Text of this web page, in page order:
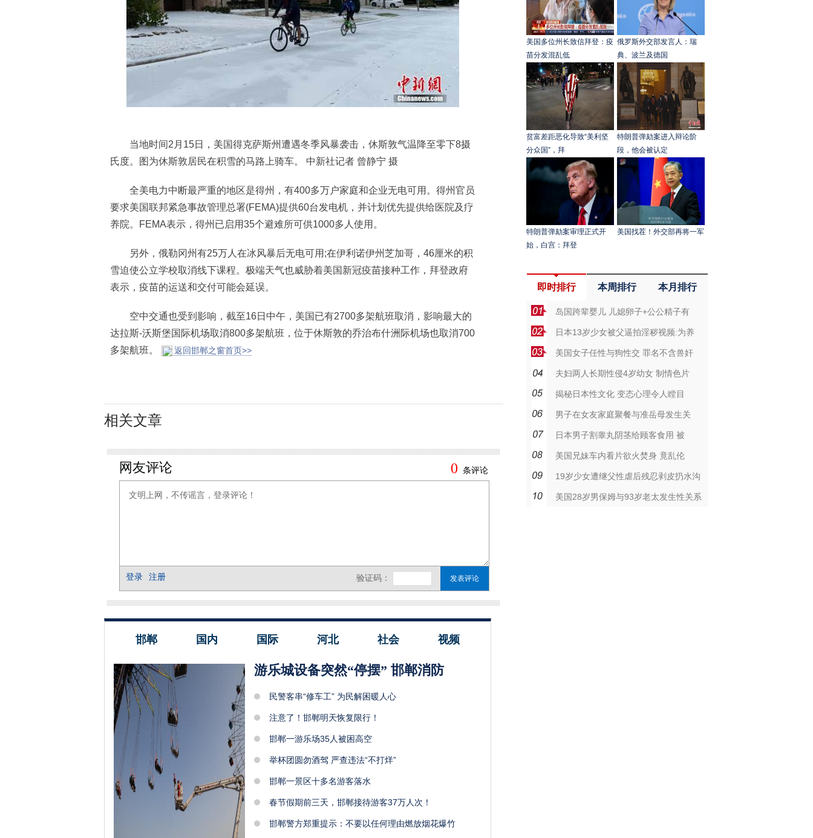
当地时间2月15日，美国得克萨斯州遭遇冬季风暴袭击，休斯敦气温降至零下8摄
氏度。图为休斯敦居民在积雪的马路上骑车。 中新社记者 曾静宁 摄
全美电力中断最严重的地区是得州，有400多万户家庭和企业无电可用。得州官员
要求美国联邦紧急事故管理总署(FEMA)提供60台发电机，并计划优先提供给医院及疗
养院。FEMA表示，得州已启用35个避难所可供1000多人使用。
另外，俄勒冈州有25万人在冰风暴后无电可用;在伊利诺伊州芝加哥，46厘米的积
雪迫使公立学校取消线下课程。极端天气也威胁着美国新冠疫苗接种工作，拜登政府
表示，疫苗的运送和交付可能会延误。
空中交通也受到影响，截至16日中午，美国已有2700多架航班取消，影响最大的
达拉斯-沃斯堡国际机场取消800多架航班，位于休斯敦的乔治布什洲际机场也取消700
多架航班。
返回邯郸之窗首页>>
相关文章
邯郸 国内 国际 河北 社会 视频
游乐城设备突然“停摆” 邯郸消防
民警客串“修车工” 为民解困暖人心
注意了！邯郸明天恢复限行！
邯郸一游乐场35人被困高空
举杯团圆勿酒驾 严查违法“不打烊”
邯郸一景区十多名游客落水
春节假期前三天，邯郸接待游客37万人次！
邯郸警方郑重提示：不要以任何理由燃放烟花爆竹
美国多位州长致信拜登：疫
苗分发混乱低
俄罗斯外交部发言人：瑞
典、波兰及德国
贫富差距恶化导致“美利坚
分众国”，拜
特朗普弹劾案进入辩论阶
段，他会被认定
特朗普弹劾案审理正式开
始，白宫：拜登
美国找茬！外交部再将一军
即时排行 本周排行 本月排行
岛国跨辈婴儿 儿媳卵子+公公精子有
日本13岁少女被父逼拍淫秽视频:为养
美国女子任性与狗性交 罪名不含兽奸
夫妇两人长期性侵4岁幼女 制情色片
揭秘日本性文化 变态心理令人瞠目
男子在女友家庭聚餐与准岳母发生关
日本男子割睾丸阴茎给顾客食用 被
美国兄妹车内看片欲火焚身 竟乱伦
19岁少女遭继父性虐后残忍剥皮扔水沟
美国28岁男保姆与93岁老太发生性关系